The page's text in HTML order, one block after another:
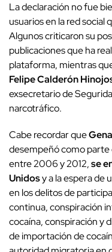
La declaración no fue
usuarios en la red social
Algunos criticaron su
publicaciones que ha
plataforma, mientras
Felipe Calderón
exsecretario de
narcotráfico.
Cabe recordar que
desempeñó como parte
entre 2006 y 2012,se
Unidosy a la espera de
en los delitos de
continua, conspiración
cocaína, conspiración y
de importación de